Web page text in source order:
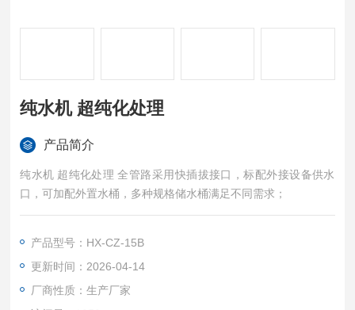
纯水机 超纯化处理
产品简介
纯水机 超纯化处理 全管路采用快插拔接口，标配外接设备供水
口，可加配外置水桶，多种规格储水桶满足不同需求；
产品型号：HX-CZ-15B
更新时间：2026-04-14
厂商性质：生产厂家